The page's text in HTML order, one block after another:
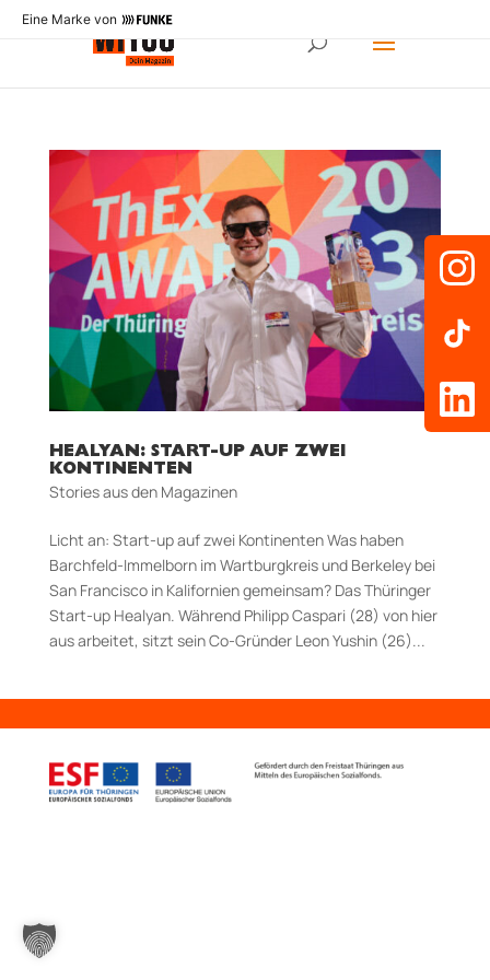
Eine Marke von
HEALYAN: START-UP AUF ZWEI
KONTINENTEN
Stories aus den Magazinen
Licht an: Start-up auf zwei Kontinenten Was haben
Barchfeld-Immelborn im Wartburgkreis und Berkeley bei
San Francisco in Kalifornien gemeinsam? Das Thüringer
Start-up Healyan. Während Philipp Caspari (28) von hier
aus arbeitet, sitzt sein Co-Gründer Leon Yushin (26)...